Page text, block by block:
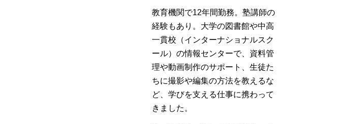
教育機関で12年間勤務。塾講師の
経験もあり。大学の図書館や中高
一貫校（インターナショナルスク
ール）の情報センターで、資料管
理や動画制作のサポート、生徒た
ちに撮影や編集の方法を教えるな
ど、学びを支える仕事に携わって
きました。